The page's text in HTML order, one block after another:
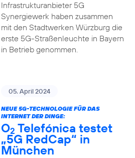
Infrastrukturanbieter 5G
Synergiewerk haben zusammen
mit den Stadtwerken Würzburg die
erste 5G-Straßenleuchte in Bayern
in Betrieb genommen.
05. April 2024
NEUE 5G-TECHNOLOGIE FÜR DAS
INTERNET DER DINGE:
O2 Telefónica testet
„5G RedCap“ in
München